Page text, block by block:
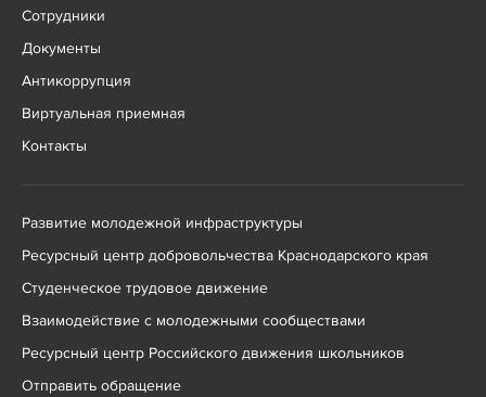
Сотрудники
Документы
Антикоррупция
Виртуальная приемная
Контакты
Развитие молодежной инфраструктуры
Ресурсный центр добровольчества Краснодарского края
Студенческое трудовое движение
Взаимодействие с молодежными сообществами
Ресурсный центр Российского движения школьников
Отправить обращение